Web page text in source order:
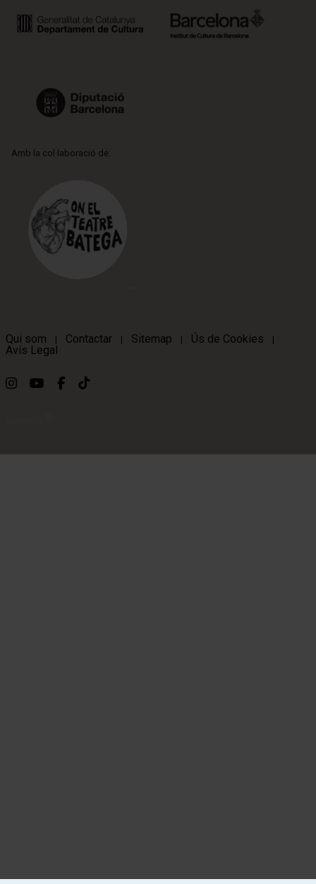
Amb la col·laboració de:
Qui som | Contactar | Sitemap | Ús de Cookies |
Avís Legal
Link a instagram
Link a youtube
Link a facebook
Link a ticktok